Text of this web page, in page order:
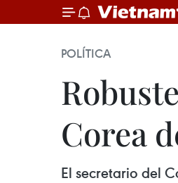
POLÍTICA
Corea
El secretario del